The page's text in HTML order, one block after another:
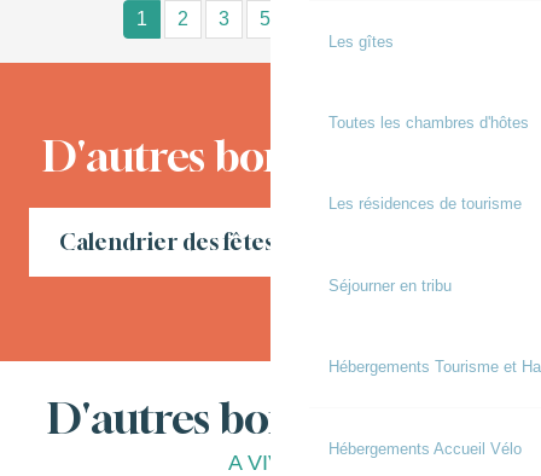
Les gîtes
Toutes les chambres d'hôtes
Les résidences de tourisme
Séjourner en tribu
Hébergements Tourisme et
Hébergements Accueil Vélo
1 2 3 5+
D'autres bons moments
Calendrier des fêtes locales en Chalosse
D'autres bonnes choses
A VIVRE